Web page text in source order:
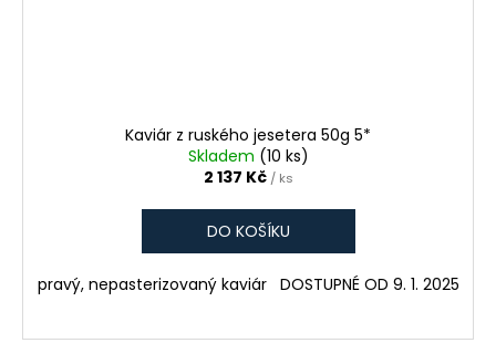
Kaviár z ruského jesetera 50g 5*
Skladem (10 ks)
2 137 Kč / ks
DO KOŠÍKU
pravý, nepasterizovaný kaviár DOSTUPNÉ OD 9. 1. 2025